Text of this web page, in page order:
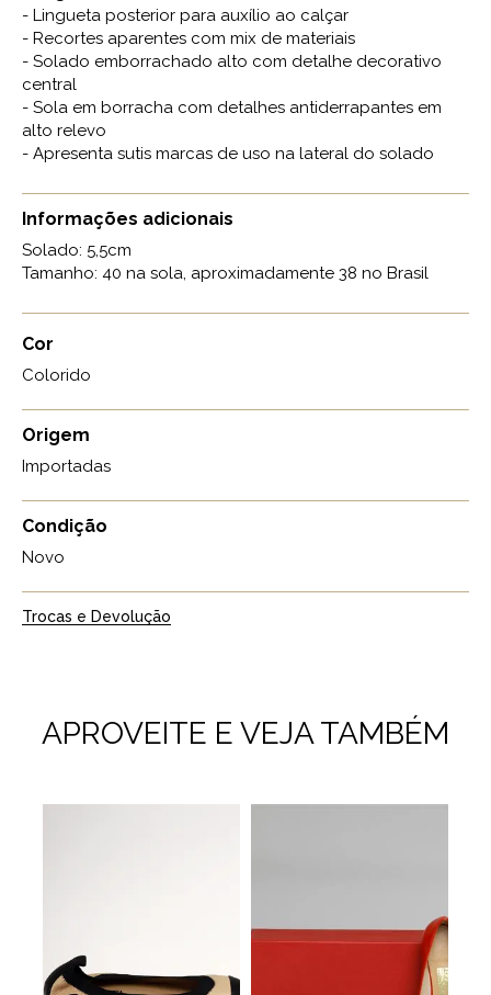
- Lingueta posterior para auxílio ao calçar
- Recortes aparentes com mix de materiais
- Solado emborrachado alto com detalhe decorativo
central
- Sola em borracha com detalhes antiderrapantes em
alto relevo
- Apresenta sutis marcas de uso na lateral do solado
Informações adicionais
Solado: 5,5cm
Tamanho: 40 na sola, aproximadamente 38 no Brasil
Cor
Colorido
Origem
Importadas
Condição
Novo
Trocas e Devolução
APROVEITE E VEJA TAMBÉM